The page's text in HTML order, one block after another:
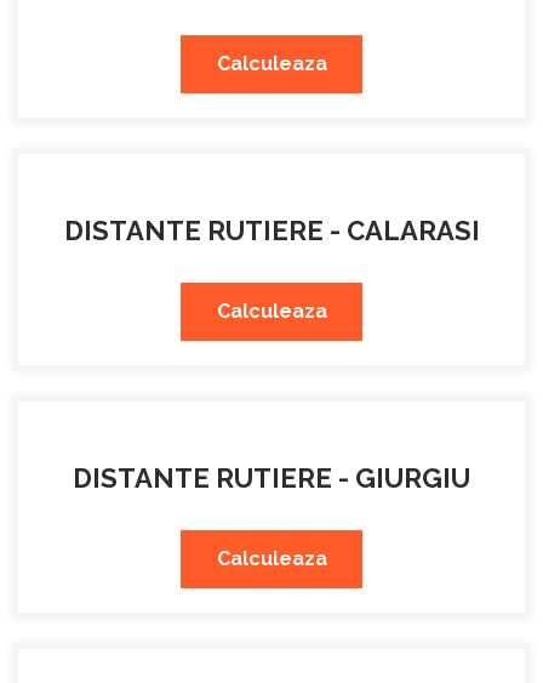
Calculeaza
DISTANTE RUTIERE - CALARASI
Calculeaza
DISTANTE RUTIERE - GIURGIU
Calculeaza